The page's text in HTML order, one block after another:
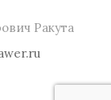
Ракута